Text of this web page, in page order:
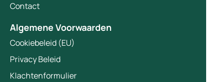
Contact
Algemene Voorwaarden
Cookiebeleid (EU)
Privacy Beleid
Klachtenformulier